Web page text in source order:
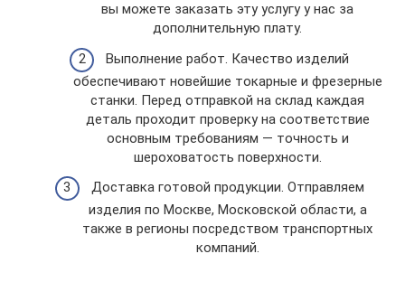
вы можете заказать эту услугу у нас за
дополнительную плату.
Выполнение работ. Качество изделий
обеспечивают новейшие токарные и фрезерные
станки. Перед отправкой на склад каждая
деталь проходит проверку на соответствие
основным требованиям — точность и
шероховатость поверхности.
Доставка готовой продукции. Отправляем
изделия по Москве, Московской области, а
также в регионы посредством транспортных
компаний.